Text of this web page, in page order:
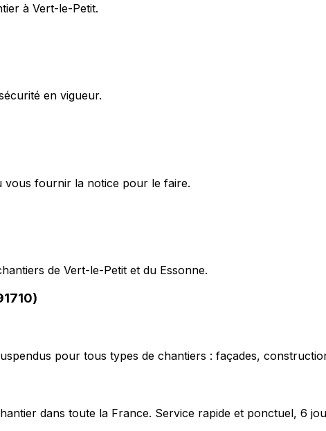
à Vert-le-Petit.
en vigueur.
vous fournir la notice pour le faire.
de Vert-le-Petit et du Essonne.
pour tous types de chantiers : façades,
dans toute la France. Service rapide et ponctuel, 6